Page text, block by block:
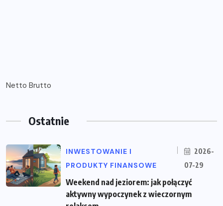
Netto Brutto
Ostatnie
INWESTOWANIE I
PRODUKTY FINANSOWE
2026-
07-29
Weekend nad jeziorem: jak połączyć
aktywny wypoczynek z wieczornym